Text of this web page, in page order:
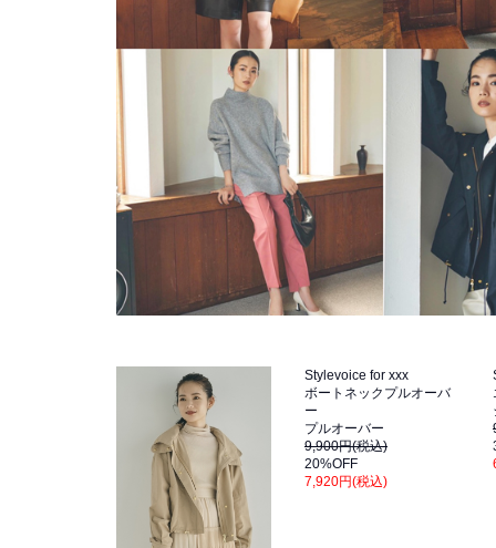
Stylevoice for xxx
ボートネックプルオーバ
ー
プルオーバー
9,900円(税込)
20%OFF
7,920円(税込)